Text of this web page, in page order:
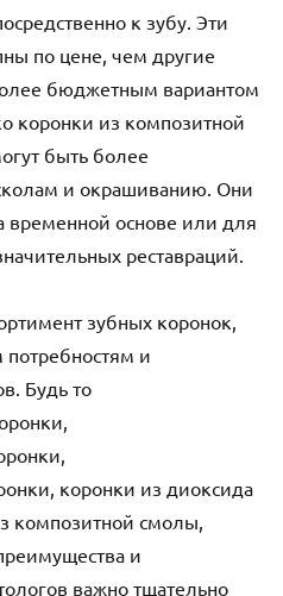
к зубу. Эти
по цене, чем другие
бюджетным вариантом
коронки из композитной
быть более
и окрашиванию. Они
временной основе или для
реставраций.
зубных коронок,
и
Будь то
коронки из диоксида
композитной смолы,
и
важно тщательно